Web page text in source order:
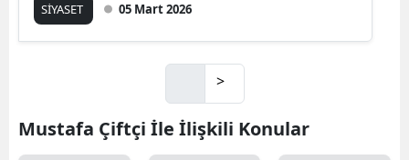
SİYASET 05 Mart 2026
>
Mustafa Çiftçi İle İlişkili Konular